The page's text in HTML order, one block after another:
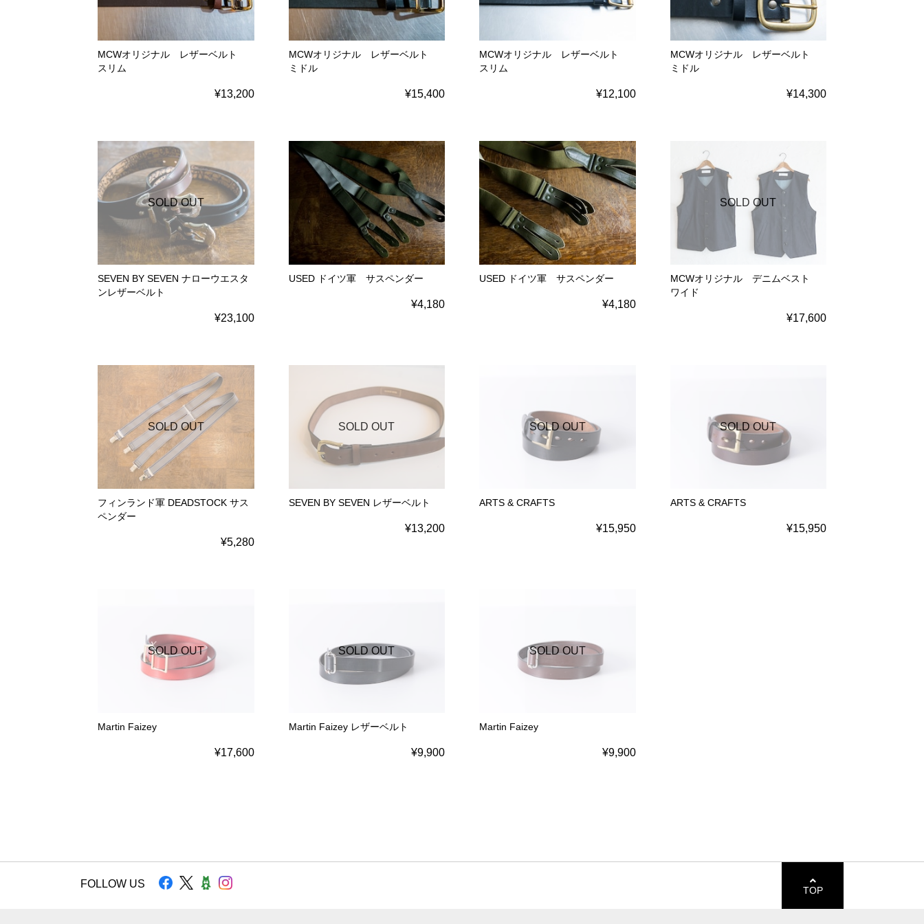
MCWオリジナル レザーベルト
スリム
¥13,200
MCWオリジナル レザーベルト
ミドル
¥15,400
MCWオリジナル レザーベルト
スリム
¥12,100
MCWオリジナル レザーベルト
ミドル
¥14,300
SOLD OUT
SEVEN BY SEVEN ナローウエスタ
ンレザーベルト
¥23,100
USED ドイツ軍 サスペンダー
¥4,180
USED ドイツ軍 サスペンダー
¥4,180
SOLD OUT
MCWオリジナル デニムベスト
ワイド
¥17,600
SOLD OUT
フィンランド軍 DEADSTOCK サス
ペンダー
¥5,280
SOLD OUT
SEVEN BY SEVEN レザーベルト
¥13,200
SOLD OUT
ARTS & CRAFTS
¥15,950
SOLD OUT
ARTS & CRAFTS
¥15,950
SOLD OUT
Martin Faizey
¥17,600
SOLD OUT
Martin Faizey レザーベルト
¥9,900
SOLD OUT
Martin Faizey
¥9,900
FOLLOW US
TOP